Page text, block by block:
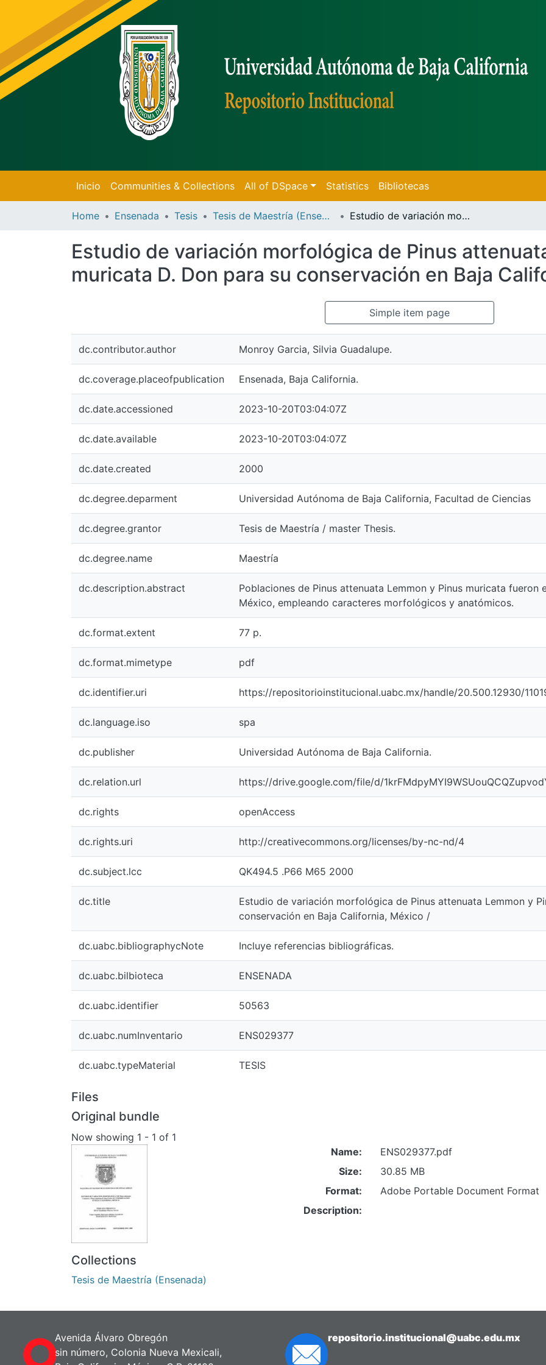
Inicio Communities & Collections All of DSpace Statistics Bibliotecas
Home Ensenada Tesis Tesis de Maestría (Ensenada) Estudio de variación morfológica de Pinus attenuata Lemmon y Pinus muricata D. Don para su conservación en Baja California, México /
Estudio de variación morfológica de Pinus
muricata D. Don para su conservación en Baja
Simple item page
dc.contributor.author Monroy Garcia, Silvia Guadalupe.
dc.coverage.placeofpublication Ensenada, Baja California.
dc.date.accessioned 2023-10-20T03:04:07Z
dc.date.available 2023-10-20T03:04:07Z
dc.date.created 2000
dc.degree.deparment Universidad Autónoma de Baja California, Facultad de Ciencias
dc.degree.grantor Tesis de Maestría / master Thesis.
dc.degree.name Maestría
dc.description.abstract
Poblaciones de Pinus attenuata Lemmon y Pinus muricata fueron
México, empleando caracteres morfológicos y anatómicos.
dc.format.extent 77 p.
dc.format.mimetype pdf
dc.identifier.uri https://repositorioinstitucional.uabc.mx/handle/20.500.12930/
dc.language.iso spa
dc.publisher Universidad Autónoma de Baja California.
dc.relation.url https://drive.google.com/file/d/
dc.rights openAccess
dc.rights.uri http://creativecommons.org/licenses/by-nc-nd/4
dc.subject.lcc QK494.5 .P66 M65 2000
dc.title
Estudio de variación morfológica de Pinus attenuata Lemmon y
conservación en Baja California, México /
dc.uabc.bibliographycNote Incluye referencias bibliográficas.
dc.uabc.bilbioteca ENSENADA
dc.uabc.identifier 50563
dc.uabc.numInventario ENS029377
dc.uabc.typeMaterial TESIS
Files
Original bundle
Now showing 1 - 1 of 1
Name:
ENS029377.pdf
Size:
30.85 MB
Format:
Adobe Portable Document Format
Description:
Collections
Tesis de Maestría (Ensenada)
Avenida Álvaro Obregón
sin número, Colonia Nueva Mexicali,
repositorio.institucional@uabc.edu.mx